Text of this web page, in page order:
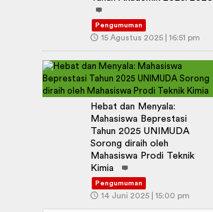
Pengumuman
🕔 15 Agustus 2025 | 16:51 pm
Hebat dan Menyala:
Mahasiswa Beprestasi
Tahun 2025 UNIMUDA
Sorong diraih oleh
Mahasiswa Prodi Teknik
Kimia
Pengumuman
🕔 14 Juni 2025 | 15:00 pm